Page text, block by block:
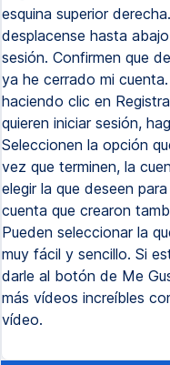
esquina superior
desplacense hasta
sesión. Confirmen que
ya he cerrado mi
haciendo clic en
quieren iniciar sesión,
Seleccionen la opción
vez que terminen, la
elegir la que deseen
cuenta que crearon
Pueden seleccionar la
muy fácil y sencillo. Si
darle al botón de Me
más vídeos increíbles
vídeo.